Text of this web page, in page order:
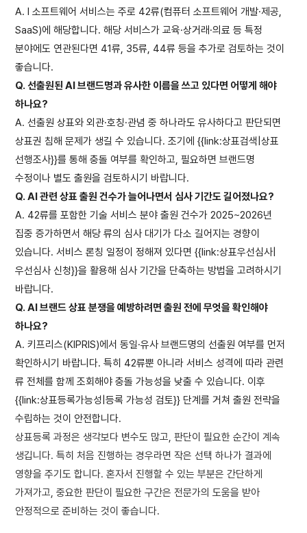
A. I 소프트웨어 서비스는 주로 42류(컴퓨터 소프트웨어 개발·제공,
SaaS)에 해당합니다. 해당 서비스가 교육·상거래·의료 등 특정
분야에도 연관된다면 41류, 35류, 44류 등을 추가로 검토하는 것이
좋습니다.
Q. 선출원된 AI 브랜드명과 유사한 이름을 쓰고 있다면 어떻게 해야
하나요?
A. 선출원 상표와 외관·호칭·관념 중 하나라도 유사하다고 판단되면
상표권 침해 문제가 생길 수 있습니다. 조기에 {{link:상표검색|상표
선행조사}}를 통해 충돌 여부를 확인하고, 필요하면 브랜드명
수정이나 별도 출원을 검토하시기 바랍니다.
Q. AI 관련 상표 출원 건수가 늘어나면서 심사 기간도 길어졌나요?
A. 42류를 포함한 기술 서비스 분야 출원 건수가 2025~2026년
집중 증가하면서 해당 류의 심사 대기가 다소 길어지는 경향이
있습니다. 서비스 론칭 일정이 정해져 있다면 {{link:상표우선심사|
우선심사 신청}}을 활용해 심사 기간을 단축하는 방법을 고려하시기
바랍니다.
Q. AI 브랜드 상표 분쟁을 예방하려면 출원 전에 무엇을 확인해야
하나요?
A. 키프리스(KIPRIS)에서 동일·유사 브랜드명의 선출원 여부를 먼저
확인하시기 바랍니다. 특히 42류뿐 아니라 서비스 성격에 따라 관련
류 전체를 함께 조회해야 충돌 가능성을 낮출 수 있습니다. 이후
{{link:상표등록가능성|등록 가능성 검토}} 단계를 거쳐 출원 전략을
수립하는 것이 안전합니다.
상표등록 과정은 생각보다 변수도 많고, 판단이 필요한 순간이 계속
생깁니다. 특히 처음 진행하는 경우라면 작은 선택 하나가 결과에
영향을 주기도 합니다. 혼자서 진행할 수 있는 부분은 간단하게
가져가고, 중요한 판단이 필요한 구간은 전문가의 도움을 받아
안정적으로 준비하는 것이 좋습니다.